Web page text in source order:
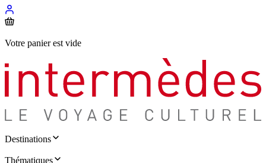
Votre panier est vide
Destinations
Thématiques